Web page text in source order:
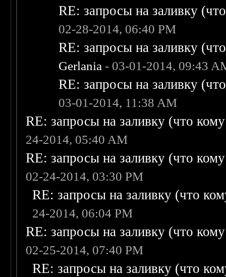
RE: запросы на заливку
02-28-2014, 06:40 PM
RE: запросы на заливку
Gerlania - 03-01-2014, 09:43
RE: запросы на заливку
03-01-2014, 11:38 AM
RE: запросы на заливку (что
24-2014, 05:40 AM
RE: запросы на заливку (что
02-24-2014, 03:30 PM
RE: запросы на заливку (что
24-2014, 06:04 PM
RE: запросы на заливку (что
02-25-2014, 07:40 PM
RE: запросы на заливку (что